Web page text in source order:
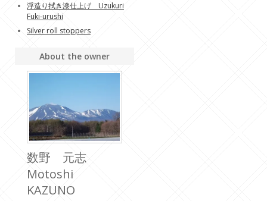
浮造り拭き漆仕上げ Uzukuri
Fuki-urushi
Silver roll stoppers
About the owner
数野 元志
Motoshi
KAZUNO